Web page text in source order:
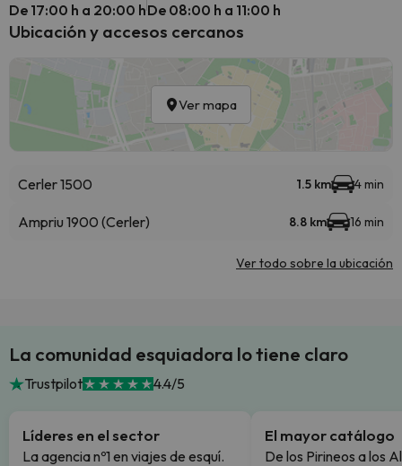
De 17:00 h a 20:00 hDe 08:00 h a 11:00 h
Ubicación y accesos cercanos
Ver mapa
Cerler 1500 1.5 km 4 min
Ampriu 1900 (Cerler) 8.8 km 16 min
Ver todo sobre la ubicación
La comunidad esquiadora lo tiene claro
Trustpilot 4.4/5
Líderes en el sector
La agencia nº1 en viajes de esquí.
El mayor catálogo
De los Pirineos a los